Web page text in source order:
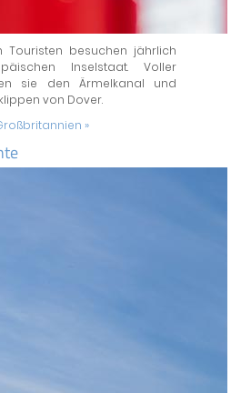
Touristen besuchen jährlich
Inselstaat. Voller
sie den Ärmelkanal und
von Dover.
»